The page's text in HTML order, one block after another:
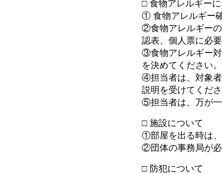
□ 食物アレルギー
① 食物アレルギー
②食物アレルギー
認表、個人票に必
③食物アレルギー
を決めてください。
④担当者は、対象
説明を受けてくだ
⑤担当者は、万が
□ 施設について
①部屋を出る時は
②団体の事務局が
□ 防犯について